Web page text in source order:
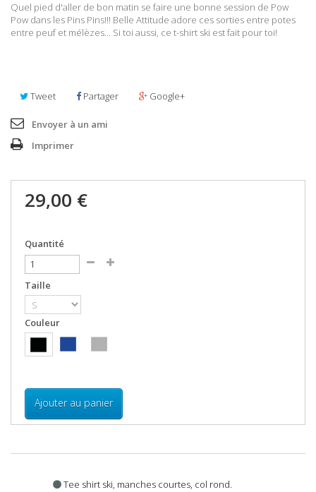
Quel pied d'aller de bon matin se faire une bonne session de Pow
Pow dans les Pins Pins!!! Belle Attitude adore ces sorties entre potes
entre peuf et mélèzes... Si toi aussi, ce t-shirt ski est fait pour toi!
Tweet Partager Google+
Envoyer à un ami
Imprimer
29,00 €
Quantité
Taille
Couleur
Ajouter au panier
EN SAVOIR PLUS
Tee shirt ski, manches courtes, col rond.